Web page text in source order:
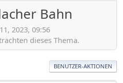
Bahn
2023, 09:56
dieses Thema.
BENUTZER-AKTIONEN